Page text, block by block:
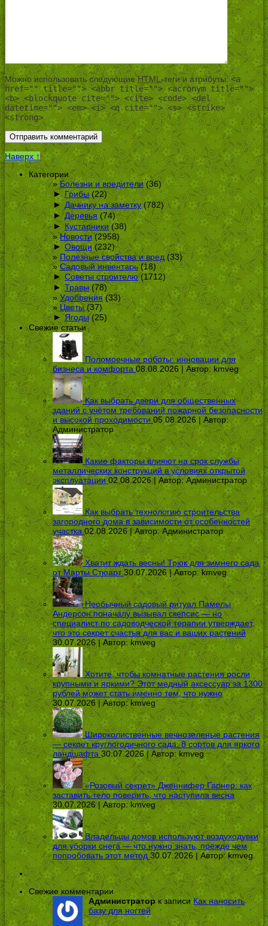
Можно использовать следующиеHTML-теги и атрибуты:<a
href="" title=""> <abbr title=""> <acronym title="">
<b> <blockquote cite=""> <cite> <code> <del
datetime=""> <em> <i> <q cite=""> <s> <strike>
<strong>
Наверх ↑
Категории
Болезни и вредители(36)
► Грибы(22)
► Дачнику на заметку (782)
► Деревья (74)
► Кустарники (38)
Новости(2958)
► Овощи(232)
Полезные свойства и вред (33)
Садовый инвентарь(18)
► Советы строителю(1712)
► Травы(78)
Удобрения(33)
Цветы(37)
► Ягоды(25)
Свежие статьи
Поломоечные роботы: инновации для
бизнеса и комфорта 08.08.2026 | Автор: kmveg
Как выбрать двери для общественных
зданий с учётом требований пожарной безопасности
и высокой проходимости 05.08.2026 | Автор:
Администратор
Какие факторы влияют на срок службы
металлических конструкций в условиях открытой
эксплуатации 02.08.2026 | Автор: Администратор
Как выбрать технологию строительства
загородного дома в зависимости от особенностей
участка 02.08.2026 | Автор:Администратор
Хватит ждать весны! Трюк для зимнего сада
от Марты Стюарт 30.07.2026 | Автор:kmveg
Необычный садовый ритуал Памелы
Андерсон поначалу вызывал скепсис — но
специалист по садоводческой терапии утверждает,
что это секрет счастья для вас и ваших растений
30.07.2026 | Автор: kmveg
Хотите, чтобы комнатные растения росли
крупными и яркими? Этот медный аксессуар за 1300
рублей может стать именно тем, что нужно
30.07.2026 | Автор:kmveg
Широколиственные вечнозеленые растения
— секрет круглогодичного сада: 8 сортов для яркого
ландшафта 30.07.2026 | Автор:kmveg
«Розовый секрет» Дженнифер Гарнер: как
заставить тело поверить, что наступила весна
30.07.2026 | Автор: kmveg
Владельцы домов используют воздуходувки
для уборки снега — что нужно знать, прежде чем
попробовать этот метод 30.07.2026 | Автор:kmveg
Свежие комментарии
Администраторк записи Как наносить
базу для ногтей